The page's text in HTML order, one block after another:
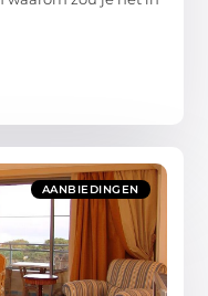
AANBIEDINGEN